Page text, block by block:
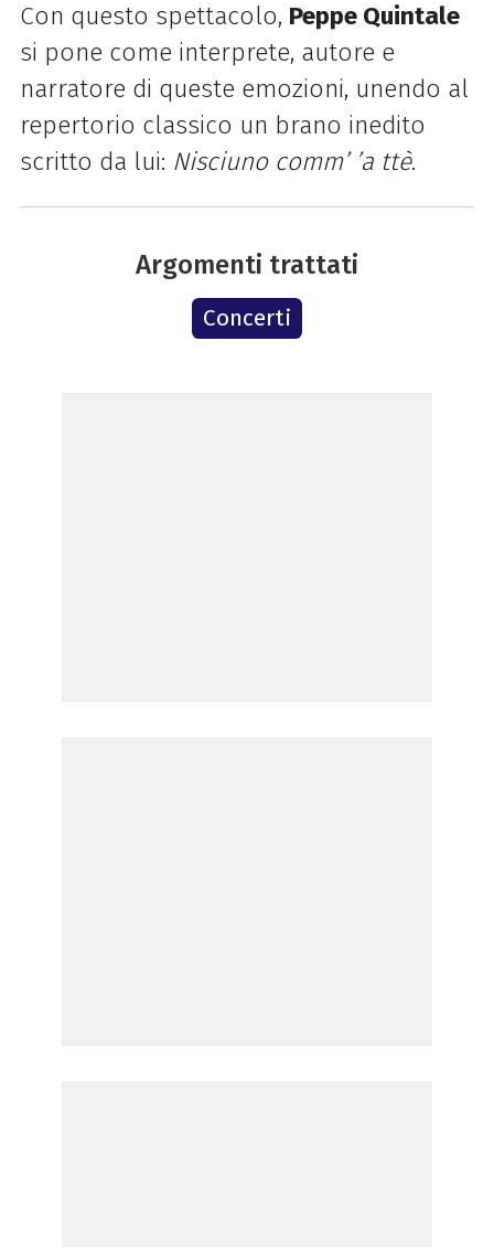
Con questo spettacolo, Peppe Quintale
si pone come interprete, autore e
narratore di queste emozioni, unendo al
repertorio classico un brano inedito
scritto da lui: Nisciuno comm’ ’a ttè.
Argomenti trattati
Concerti